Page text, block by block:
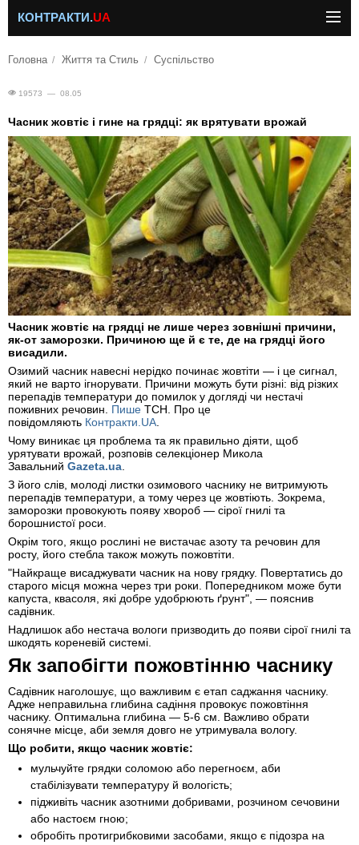
КОНТРАКТИ.UA
Головна Життя та Стиль Суспільство
19573 — 08.05
Часник жовтіє і гине на грядці: як врятувати врожай
Часник жовтіє на грядці не лише через зовнішні причини,
як-от заморозки. Причиною ще й є те, де на грядці його
висадили.
Озимий часник навесні нерідко починає жовтіти — і це сигнал,
який не варто ігнорувати. Причини можуть бути різні: від різких
перепадів температури до помилок у догляді чи нестачі
поживних речовин. Пише ТСН. Про це
повідомляють Контракти.UA.
Чому виникає ця проблема та як правильно діяти, щоб
урятувати врожай, розповів селекціонер Микола
Завальний Gazeta.ua.
З його слів, молоді листки озимового часнику не витримують
перепадів температури, а тому через це жовтіють. Зокрема,
заморозки провокують появу хвороб — сірої гнилі та
борошнистої роси.
Окрім того, якщо рослині не вистачає азоту та речовин для
росту, його стебла також можуть пожовтіти.
"Найкраще висаджувати часник на нову грядку. Повертатись до
старого місця можна через три роки. Попередником може бути
капуста, квасоля, які добре удобрюють ґрунт", — пояснив
садівник.
Надлишок або нестача вологи призводить до появи сірої гнилі та
шкодять кореневій системі.
Як запобігти пожовтінню часнику
Садівник наголошує, що важливим є етап саджання часнику.
Адже неправильна глибина садіння провокує пожовтіння
часнику. Оптимальна глибина — 5-6 см. Важливо обрати
сонячне місце, аби земля довго не утримувала вологу.
Що робити, якщо часник жовтіє:
мульчуйте грядки соломою або перегноєм, аби
стабілізувати температуру й вологість;
підживіть часник азотними добривами, розчином сечовини
або настоєм гною;
обробіть протигрибковими засобами, якщо є підозра на